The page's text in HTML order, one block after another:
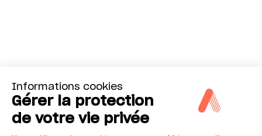
Informations cookies
Gérer la protection
de votre vie privée